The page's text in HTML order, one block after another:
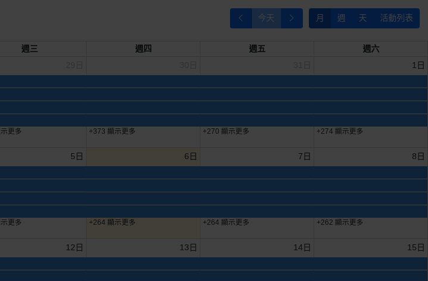
今天 月 週 天 活動列表
週三 週四 週五
週六
更多 +373 顯示更多 +270 顯示更多
1日
+274 顯示更多
5日
更多
6日
+264 顯示更多
7日
+264 顯示更多
8日
+262 顯示更多
12日 13日 14日 15日